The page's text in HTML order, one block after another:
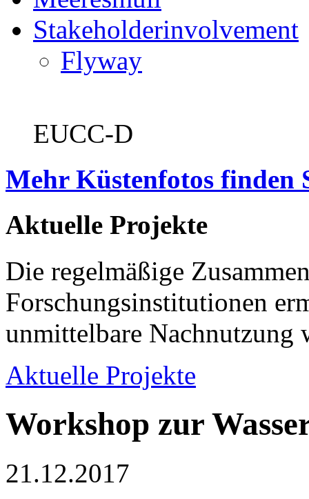
Stakeholderinvolvement
Flyway
EUCC-D
Mehr Küstenfotos finden
Aktuelle Projekte
Die regelmäßige
Forschungsinstitutionen
unmittelbare Nachnutzung
Aktuelle Projekte
Workshop zur
21.12.2017